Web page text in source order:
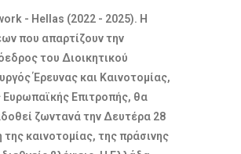
- Hellas (2022 - 2025). Η
που απαρτίζουν την
του Διοικητικού
Έρευνας και Καινοτομίας,
Ευρωπαϊκής Επιτροπής, θα
ζωντανά την Δευτέρα 28
καινοτομίας, της πράσινης